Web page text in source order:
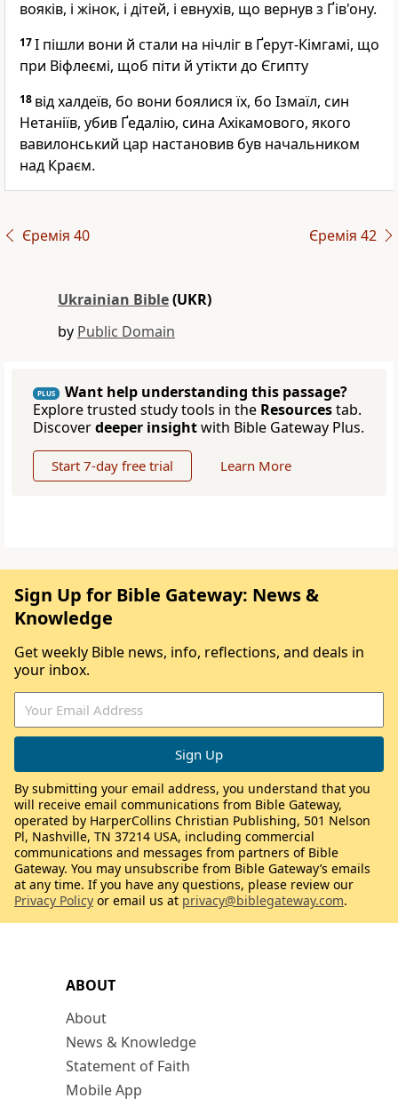
вояків, і жінок, і дітей, і евнухів, що вернув з Ґів'ону.
17І пішли вони й стали на нічліг в Ґерут-Кімгамі, що
при Віфлеємі, щоб піти й утікти до Єгипту
18 від халдеїв, бо вони боялися їх, бо Ізмаїл, син
Нетаніїв, убив Ґедалію, сина Ахікамового, якого
вавилонський цар настановив був начальником
над Краєм.
Єремія 40 Єремія 42
Ukrainian Bible(UKR)
by Public Domain
PLUS
Want help understanding this passage?
Explore trusted study tools in the Resourcestab.
Discoverdeeper insightwith Bible Gateway Plus.
Start 7-day free trial Learn More
ABOUT
About
News & Knowledge
Statement of Faith
Mobile App
Sign Up for Bible Gateway: News &
Knowledge
Get weekly Bible news, info, reflections, and deals in
your inbox.
By submitting your email address, you understand that you
will receive email communications from Bible Gateway,
operated by HarperCollins Christian Publishing, 501 Nelson
Pl, Nashville, TN 37214 USA, including commercial
communications and messages from partners of Bible
Gateway. You may unsubscribe from Bible Gateway’s emails
at any time. If you have any questions, please review our
Privacy Policy or email us at privacy@biblegateway.com.